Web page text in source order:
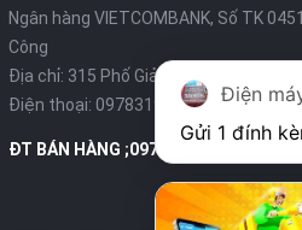
Ngân hàng VIETCOMBANK, Số TK
Công
Địa chỉ: 315 Phố Giảng Võ - Ba Đình - Hà
Điện thoại: 0978319375- Email:
ĐT BÁN HÀNG ;0978319375
Điện
Gửi 1 đính